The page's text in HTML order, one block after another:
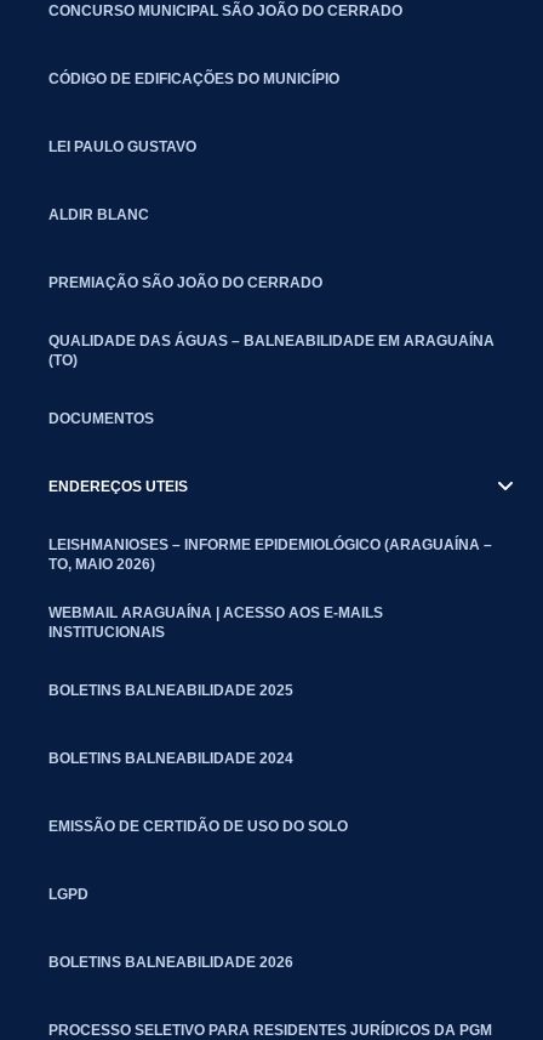
CONCURSO MUNICIPAL SÃO JOÃO DO CERRADO
CÓDIGO DE EDIFICAÇÕES DO MUNICÍPIO
LEI PAULO GUSTAVO
ALDIR BLANC
PREMIAÇÃO SÃO JOÃO DO CERRADO
QUALIDADE DAS ÁGUAS – BALNEABILIDADE EM ARAGUAÍNA
(TO)
DOCUMENTOS
ENDEREÇOS UTEIS
LEISHMANIOSES – INFORME EPIDEMIOLÓGICO (ARAGUAÍNA –
TO, MAIO 2026)
WEBMAIL ARAGUAÍNA | ACESSO AOS E-MAILS
INSTITUCIONAIS
BOLETINS BALNEABILIDADE 2025
BOLETINS BALNEABILIDADE 2024
EMISSÃO DE CERTIDÃO DE USO DO SOLO
LGPD
BOLETINS BALNEABILIDADE 2026
PROCESSO SELETIVO PARA RESIDENTES JURÍDICOS DA PGM